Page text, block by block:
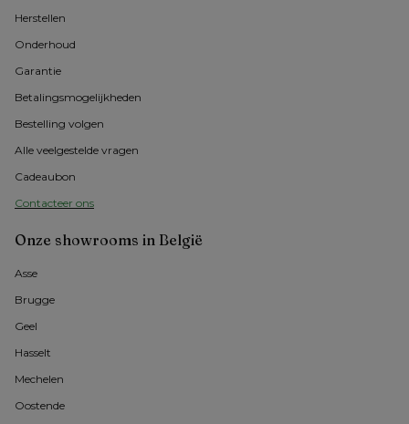
Herstellen
Onderhoud
Garantie
Betalingsmogelijkheden
Bestelling volgen
Alle veelgestelde vragen
Cadeaubon
Contacteer ons
Onze showrooms in België
Asse
Brugge
Geel
Hasselt
Mechelen
Oostende